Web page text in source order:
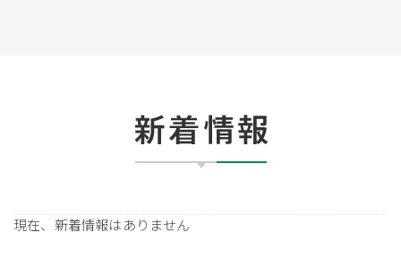
現在、新着情報はありません